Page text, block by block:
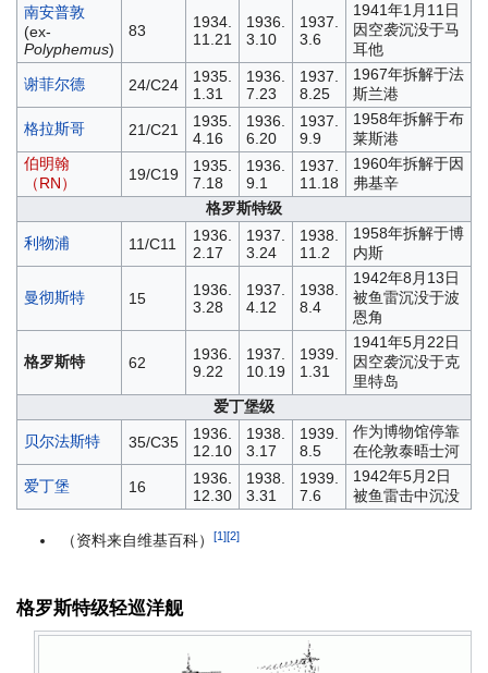
南安普敦
(ex-
Polyphemus)
83
1934.
11.21
1936.
3.10
1937.
3.6
1941年1月11日
因空袭沉没于马
耳他
谢菲尔德
24/C24
1935.
1.31
1936.
7.23
1937.
8.25
1967年拆解于法
斯兰港
格拉斯哥
21/C21
1935.
4.16
1936.
6.20
1937.
9.9
1958年拆解于布
莱斯港
伯明翰
（RN）
19/C19
1935.
7.18
1936.
9.1
1937.
11.18
1960年拆解于因
弗基辛
格罗斯特级
利物浦
11/C11
1936.
2.17
1937.
3.24
1938.
11.2
1958年拆解于博
内斯
曼彻斯特 15
1936.
3.28
1937.
4.12
1938.
8.4
1942年8月13日
被鱼雷沉没于波
恩角
格罗斯特 62
1936.
9.22
1937.
10.19
1939.
1.31
1941年5月22日
因空袭沉没于克
里特岛
爱丁堡级
贝尔法斯特
35/C35
1936.
12.10
1938.
3.17
1939.
8.5
作为博物馆停靠
在伦敦泰晤士河
爱丁堡
16
1936.
12.30
1938.
3.31
1939.
7.6
1942年5月2日
被鱼雷击中沉没
（资料来自维基百科）[1][2]
格罗斯特级轻巡洋舰